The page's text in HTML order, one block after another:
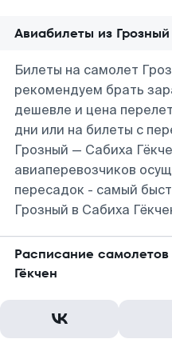
Авиабилеты из
Билеты на самолет
рекомендуем брать
дешевле и цена
дни или на билеты с
Грозный — Сабиха
авиаперевозчиков
пересадок - самый
Грозный в Сабиха
Расписание
Гёкчен